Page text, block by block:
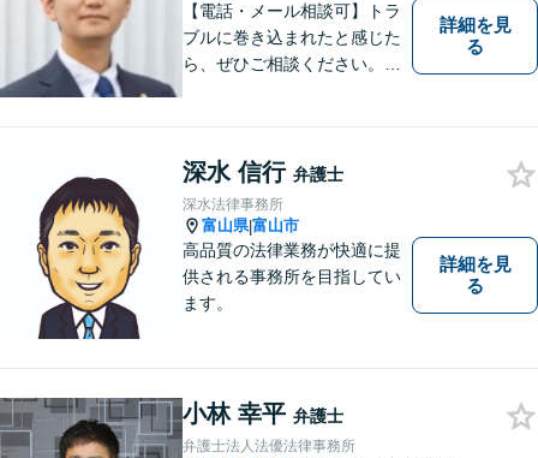
【電話・メール相談可】トラ
ブルに巻き込まれたと感じた
ら、ぜひご相談ください。離
を解決するため、迅速かつ丁
寧にサポートいたします。
【夜間対応可能】
詳細を見
る
深水 信行 弁護士
深水法律事務所
富山県|富山市
高品質の法律業務が快適に提
供される事務所を目指してい
ます。
詳細を見
る
小林 幸平 弁護士
弁護士法人法優法律事務所